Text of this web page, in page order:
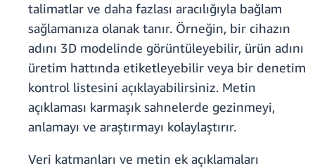
talimatlar ve daha fazlası aracılığıyla bağlam
sağlamanıza olanak tanır. Örneğin, bir cihazın
adını 3D modelinde görüntüleyebilir, ürün adını
üretim hattında etiketleyebilir veya bir denetim
kontrol listesini açıklayabilirsiniz. Metin
açıklaması karmaşık sahnelerde gezinmeyi,
anlamayı ve araştırmayı kolaylaştırır.
Veri katmanları ve metin ek açıklamaları